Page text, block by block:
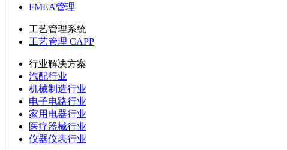
FMEA管理
工艺管理系统
工艺管理 CAPP
行业解决方案
汽配行业
机械制造行业
电子电路行业
家用电器行业
医疗器械行业
仪器仪表行业